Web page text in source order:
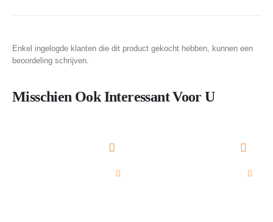
Enkel ingelogde klanten die dit product gekocht hebben, kunnen een
beoordeling schrijven.
Misschien Ook Interessant Voor U